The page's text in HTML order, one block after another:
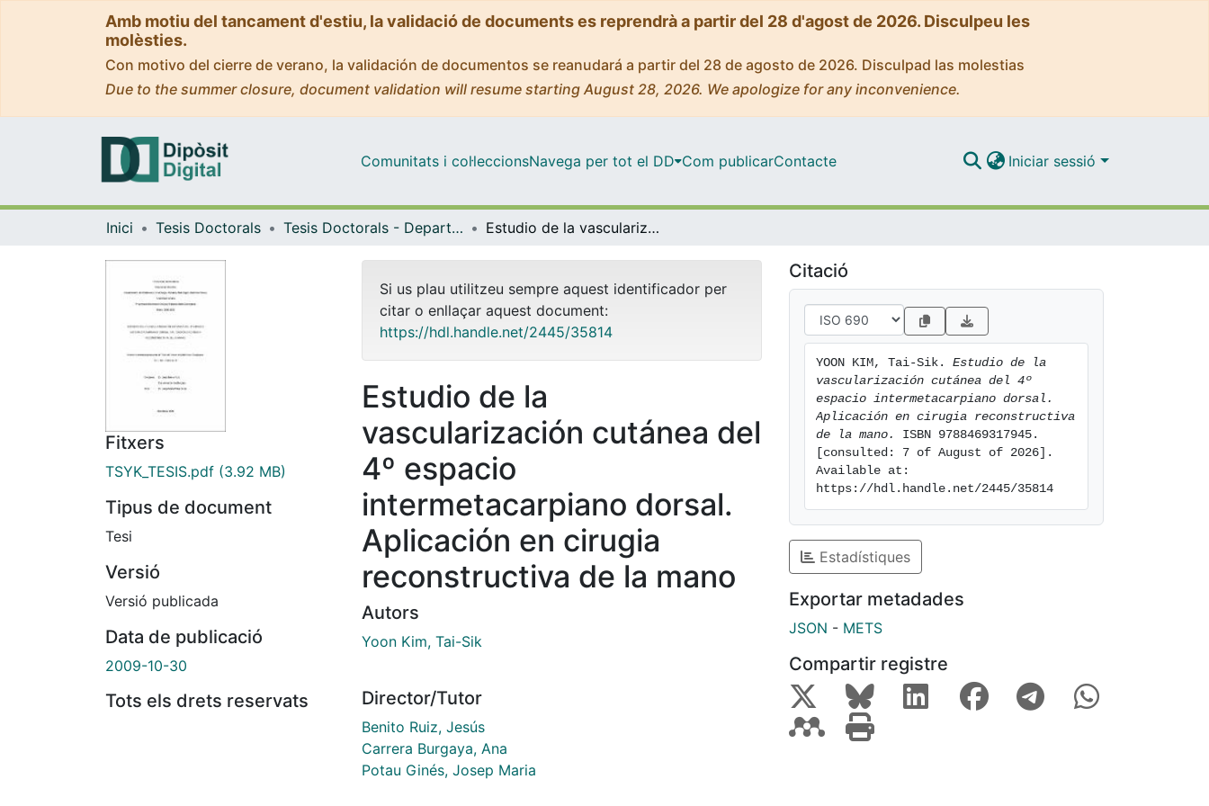
Amb motiu del tancament d'estiu, la validació de documents es reprendrà a partir del 28 d'agost de 2026. Disculpeu les
molèsties.
Con motivo del cierre de verano, la validación de documentos se reanudará a partir del 28 de agosto de 2026. Disculpad las molestias
Due to the summer closure, document validation will resume starting August 28, 2026. We apologize for any inconvenience.
Comunitats i col·leccionsNavega per tot el DD Com publicarContacte Iniciar sessió
Inici Tesis Doctorals Tesis Doctorals - Departament - Obstetrícia i Ginecologia, Pediatria i Radiologia i Medicina Física Estudio de la vascularización cutánea del 4º espacio intermetacarpiano dorsal. Aplicación en cirugia reconstructiva de la mano
Fitxers
TSYK_TESIS.pdf (3.92 MB)
Tipus de document
Tesi
Versió
Versió publicada
Data de publicació
2009-10-30
Tots els drets reservats
Si us plau utilitzeu sempre aquest identificador per
citar o enllaçar aquest document:
https://hdl.handle.net/2445/35814
Estudio de la
vascularización cutánea del
4º espacio
intermetacarpiano dorsal.
Aplicación en cirugia
reconstructiva de la mano
Autors
Yoon Kim, Tai-Sik
Director/Tutor
Benito Ruiz, Jesús
Carrera Burgaya, Ana
Potau Ginés, Josep Maria
Citació
YOON KIM, Tai-Sik. Estudio de la
vascularización cutánea del 4º
espacio intermetacarpiano dorsal.
Aplicación en cirugia reconstructiva
de la mano.
ISBN 9788469317945.
[consulted: 7 of August of 2026].
Available at:
https://hdl.handle.net/2445/35814
Estadístiques
Exportar metadades
JSON - METS
Compartir registre